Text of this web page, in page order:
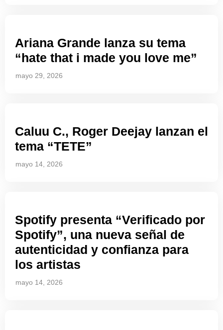
Ariana Grande lanza su tema
“hate that i made you love me”
mayo 29, 2026
Caluu C., Roger Deejay lanzan el
tema “TETE”
mayo 14, 2026
Spotify presenta “Verificado por
Spotify”, una nueva señal de
autenticidad y confianza para
los artistas
mayo 14, 2026